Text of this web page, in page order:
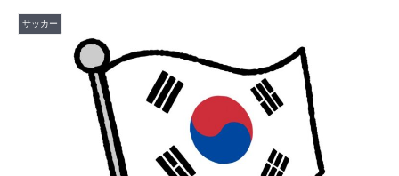
海外「日本人はなんて気高いんだ！」 英高級紙も驚愕
した極限の中の日本人の姿に世界が衝撃
【海外の反応】“新タナスコ”のディアスが地雷すぎる件
「大谷と山本だけしかまともな契約がない…」
外国人「アジア杯で優勝するんだ」日本代表、W杯ポッ
ト1入りに現実味!?2030大会で出場枠「64」なら追い風
サッカー